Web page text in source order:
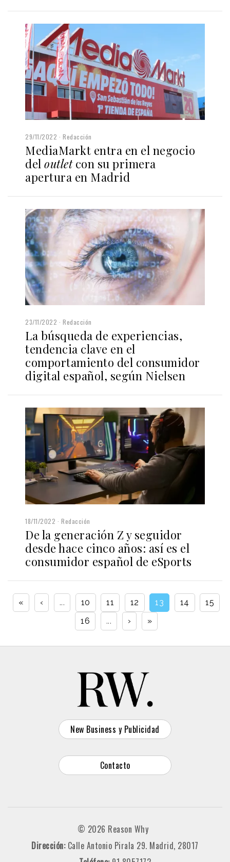
29/11/2022 Redacción
MediaMarkt entra en el negocio
del outletcon su primera
apertura en Madrid
23/11/2022 Redacción
La búsqueda de experiencias,
tendencia clave en el
comportamiento del consumidor
digital español, según Nielsen
18/11/2022 Redacción
De la generación Z y seguidor
desde hace cinco años: así es el
consumidor español de eSports
« ‹ ... 10 11 12 13 14
15
16
... › »
New Business y Publicidad
Contacto
© 2026 Reason Why
Dirección: Calle Antonio Pirala 29. Madrid, 28017